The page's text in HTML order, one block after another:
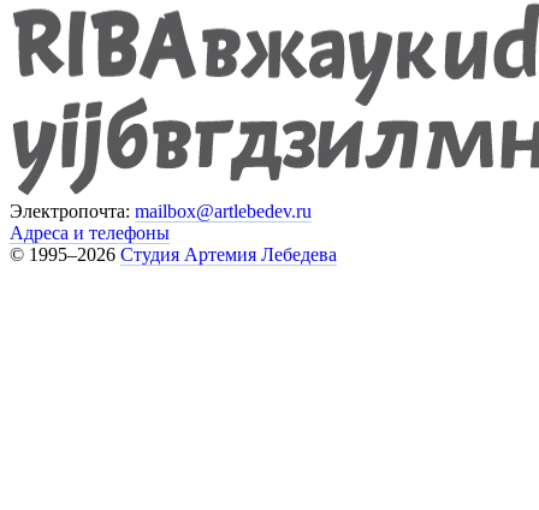
Электропочта: mailbox@artlebedev.ru
Адреса и телефоны
© 1995–2026 Студия Артемия Лебедева